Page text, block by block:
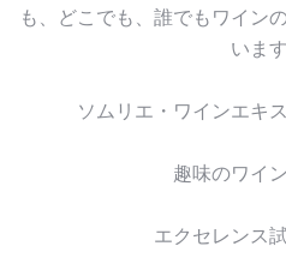
も、どこでも、誰でもワイン
います
ソムリエ・ワインエキ
趣味のワイ
エクセレンス